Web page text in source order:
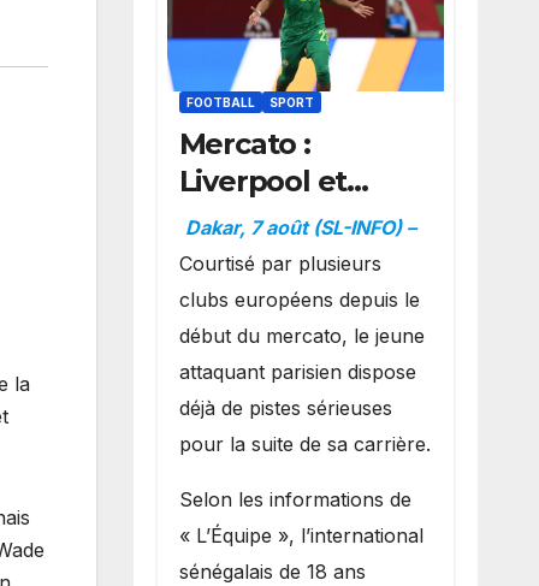
la
FOOTBALL SPORT
Mercato :
Liverpool et
Dortmund se
positionnent en
favoris pour
recruter Ibrahim
Mbaye
Dakar, 7 août (SL-INFO) –
Courtisé par plusieurs
clubs européens depuis le
début du mercato, le jeune
attaquant parisien dispose
déjà de pistes sérieuses
pour la suite de sa carrière.
Selon les informations de
« L’Équipe », l’international
sénégalais de 18 ans